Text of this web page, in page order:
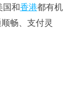
国和香港都有机
畅、支付灵